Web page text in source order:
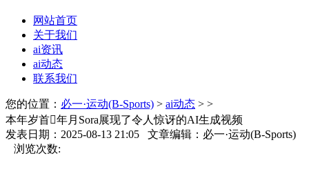
网站首页
关于我们
ai资讯
ai动态
联系我们
您的位置： 必一·运动(B-Sports) > ai动态 > >
本年岁首年月Sora展现了令人惊讶的AI生成视频
发表日期：2025-08-13 21:05 文章编辑：必一·运动(B-Sports)
浏览次数: